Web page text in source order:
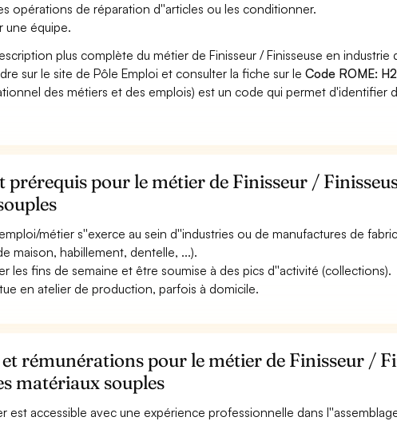
opérations de réparation d''articles ou les conditionner.
une équipe.
plus complète du métier de Finisseur / Finisseuse en industrie
sur le site de Pôle Emploi et consulter la fiche sur leCode ROME:
des métiers et des emplois) est un code qui permet d'identifier
prérequis pour le métier de Finisseur /
métier s''exerce au sein d''industries ou de manufactures de
maison, habillement, dentelle, ...).
les fins de semaine et être soumise à des pics d''activité (collections).
en atelier de production, parfois à domicile.
rémunérations pour le métier de Finisseur /
matériaux souples
est accessible avec une expérience professionnelle dans